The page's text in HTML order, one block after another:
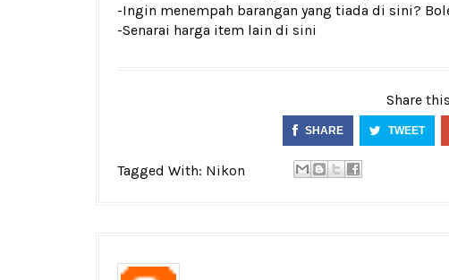
-Ingin menempah barangan yang tiada di sini?
-Senarai harga item lain di sini
Share
SHARE TWEET
Tagged With: Nikon